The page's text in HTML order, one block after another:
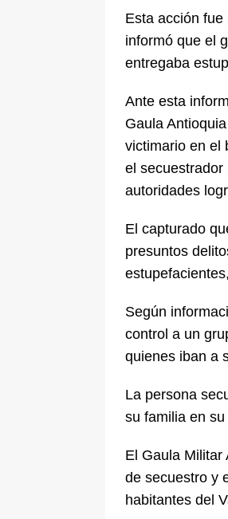
Esta acción
informó que el
entregaba
Ante esta
Gaula
victimario en el
el
autoridades
El capturado
presuntos
Según
control a un
quienes iban a
La persona
su familia en su
El Gaula Militar
de secuestro y
habitantes del